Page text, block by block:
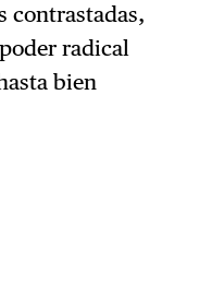
contrastadas,
radical
bien